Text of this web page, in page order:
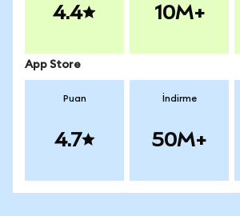
4.4 10M+
App Store
Puan
4.7
İndirme
50M+